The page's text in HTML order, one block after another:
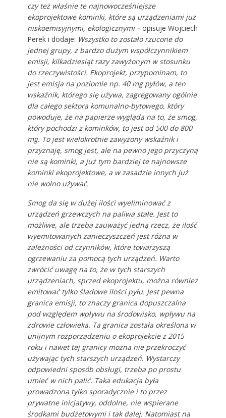
czy też właśnie te najnowocześniejsze
ekoprojektowe kominki, które są urządzeniami już
niskoemisyjnymi, ekologicznymi –opisuje Wojciech
Perek i dodaje: Wszystko to zostało rzucone do
jednej grupy, z bardzo dużym współczynnikiem
emisji, kilkadziesiąt razy zawyżonym w stosunku
do rzeczywistości. Ekoprojekt, przypominam, to
jest emisja na poziomie np. 40 mg pyłów, a ten
wskaźnik, którego się używa, zagregowany ogólnie
dla całego sektora komunalno-bytowego, który
powoduje, że na papierze wygląda na to, że smog,
który pochodzi z kominków, to jest od 500 do 800
mg. To jest wielokrotnie zawyżony wskaźnik i
przyznaję, smog jest, ale na pewno jego przyczyną
nie są kominki, a już tym bardziej te najnowsze
kominki ekoprojektowe, a w zasadzie innych już
nie wolno używać.
Smog da się w dużej ilości wyeliminować z
urządzeń grzewczych na paliwa stałe. Jest to
możliwe, ale trzeba zauważyć jedną rzecz, że ilość
wyemitowanych zanieczyszczeń jest różna w
zależności od czynników, które towarzyszą
ogrzewaniu za pomocą tych urządzeń. Warto
zwrócić uwagę na to, że w tych starszych
urządzeniach, sprzed ekoprojektu, można również
emitować tylko śladowe ilości pyłu. Jest pewna
granica emisji, to znaczy granica dopuszczalna
pod względem wpływu na środowisko, wpływu na
zdrowie człowieka. Ta granica została określona w
unijnym rozporządzeniu o ekoprojekcie z 2015
roku i nawet tej granicy można nie przekroczyć
używając tych starszych urządzeń. Wystarczy
odpowiedni sposób obsługi, trzeba po prostu
umieć w nich palić. Taka edukacja była
prowadzona tylko sporadycznie i to przez
prywatne inicjatywy, oddolne, nie wspierane
środkami budżetowymi i tak dalej. Natomiast na